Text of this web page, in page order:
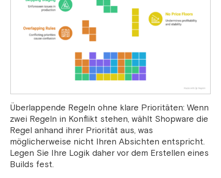
Überlappende Regeln ohne klare Prioritäten: Wenn
zwei Regeln in Konflikt stehen, wählt Shopware die
Regel anhand ihrer Priorität aus, was
möglicherweise nicht Ihren Absichten entspricht.
Legen Sie Ihre Logik daher vor dem Erstellen eines
Builds fest.